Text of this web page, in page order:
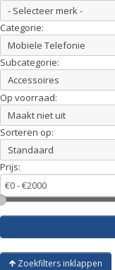
Categorie:
Subcategorie:
Op voorraad:
Sorteren op:
Prijs:
Zoekfilters inklappen